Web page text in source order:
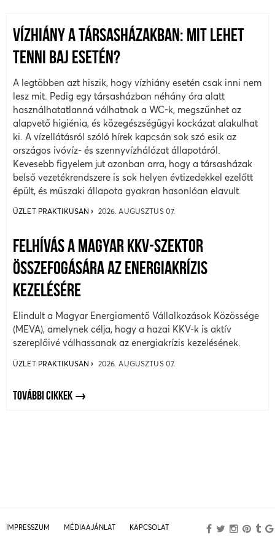
VÍZHIÁNY A TÁRSASHÁZAKBAN: MIT LEHET
TENNI BAJ ESETÉN?
A legtöbben azt hiszik, hogy vízhiány esetén csak inni nem
lesz mit. Pedig egy társasházban néhány óra alatt
használhatatlanná válhatnak a WC-k, megszűnhet az
alapvető higiénia, és közegészségügyi kockázat alakulhat
ki. A vízellátásról szóló hírek kapcsán sok szó esik az
országos ivóvíz- és szennyvízhálózat állapotáról.
Kevesebb figyelem jut azonban arra, hogy a társasházak
belső vezetékrendszere is sok helyen évtizedekkel ezelőtt
épült, és műszaki állapota gyakran hasonlóan elavult.
ÜZLET PRAKTIKUSAN 2026. AUGUSZTUS 07.
FELHÍVÁS A MAGYAR KKV-SZEKTOR
ÖSSZEFOGÁSÁRA AZ ENERGIAKRÍZIS
KEZELÉSÉRE
Elindult a Magyar Energiamentő Vállalkozások Közössége
(MEVA), amelynek célja, hogy a hazai KKV-k is aktív
szereplőivé válhassanak az energiakrízis kezelésének.
ÜZLET PRAKTIKUSAN 2026. AUGUSZTUS 07.
TOVÁBBI CIKKEK
IMPRESSZUM MÉDIAAJÁNLAT KAPCSOLAT